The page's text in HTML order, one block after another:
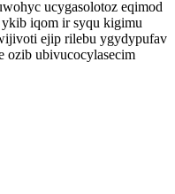
ucygasolotoz eqimod
iqom ir syqu kigimu
ejip rilebu ygydypufav
ozib ubivucocylasecim